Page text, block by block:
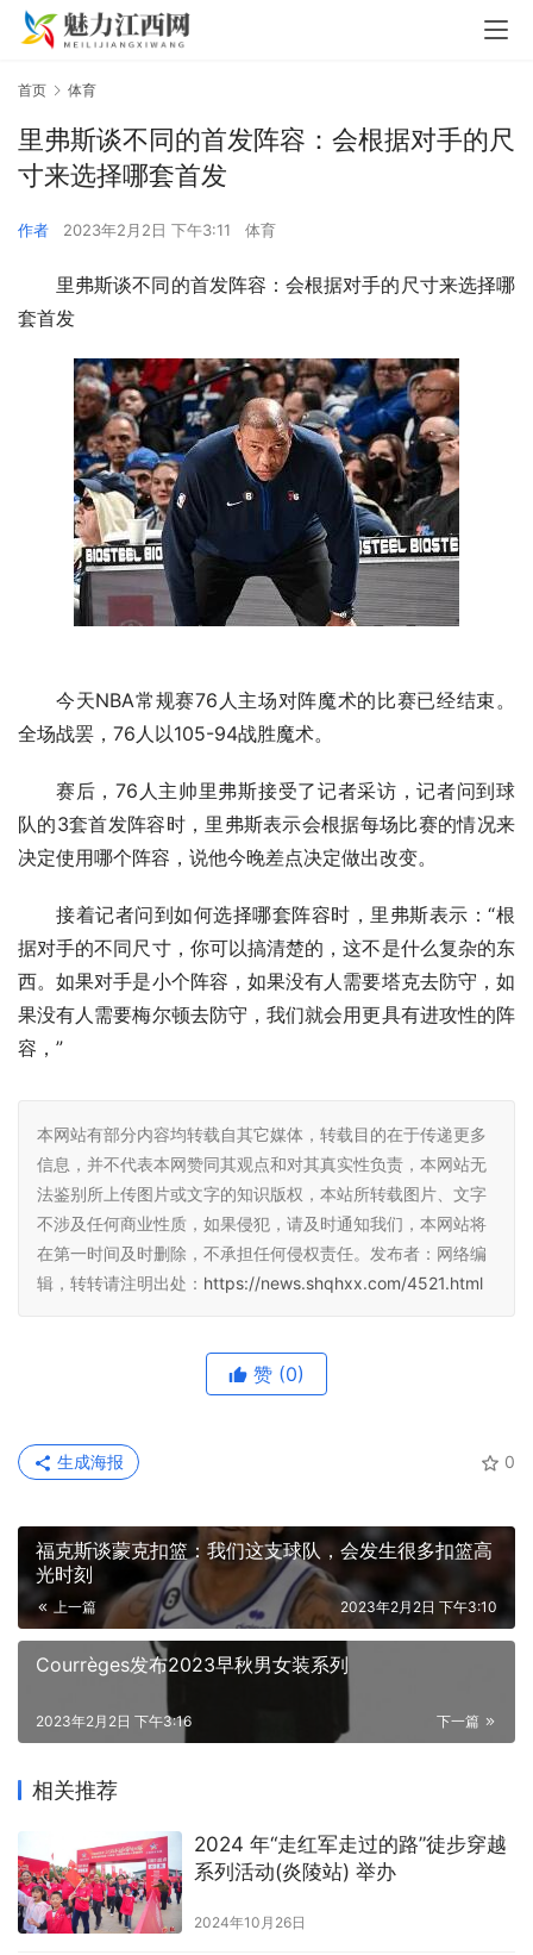
首页 体育
里弗斯谈不同的首发阵容：会根据对手的尺
寸来选择哪套首发
作者 2023年2月2日 下午3:11 体育
里弗斯谈不同的首发阵容：会根据对手的尺寸来选择哪
套首发
今天NBA常规赛76人主场对阵魔术的比赛已经结束。
全场战罢，76人以105-94战胜魔术。
赛后，76人主帅里弗斯接受了记者采访，记者问到球
队的3套首发阵容时，里弗斯表示会根据每场比赛的情况来
决定使用哪个阵容，说他今晚差点决定做出改变。
接着记者问到如何选择哪套阵容时，里弗斯表示：“根
据对手的不同尺寸，你可以搞清楚的，这不是什么复杂的东
西。如果对手是小个阵容，如果没有人需要塔克去防守，如
果没有人需要梅尔顿去防守，我们就会用更具有进攻性的阵
容，”
本网站有部分内容均转载自其它媒体，转载目的在于传递更多
信息，并不代表本网赞同其观点和对其真实性负责，本网站无
法鉴别所上传图片或文字的知识版权，本站所转载图片、文字
不涉及任何商业性质，如果侵犯，请及时通知我们，本网站将
在第一时间及时删除，不承担任何侵权责任。发布者：网络编
辑，转转请注明出处： https://news.shqhxx.com/4521.html
赞 (0)
0
生成海报
福克斯谈蒙克扣篮：我们这支球队，会发生很多扣篮高
光时刻
上一篇 2023年2月2日 下午3:10
Courrèges发布2023早秋男⼥装系列
下一篇
2023年2月2日 下午3:16
相关推荐
2024 年“走红军走过的路”徒步穿越
系列活动(炎陵站) 举办
2024年10月26日